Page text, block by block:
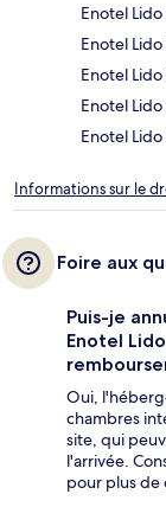
Enotel
Enotel
Enotel
Enotel
Enotel
Informations sur le
Foire aux
Puis-je
Enotel
Oui,
chambres
site, qui
l'arrivée.
pour plus de